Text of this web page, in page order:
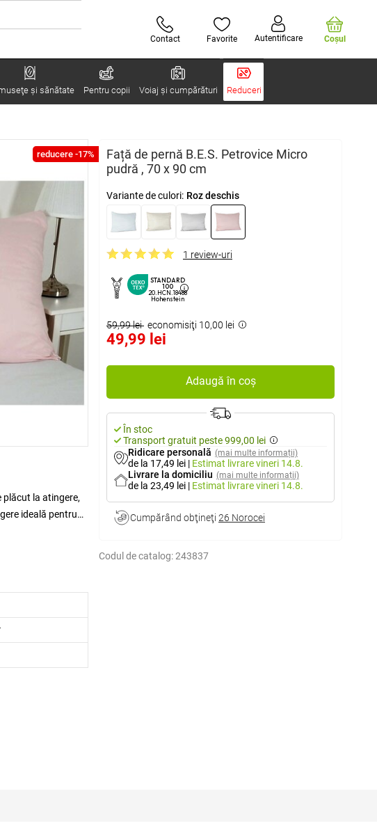
Contact Favorite Autentificare Coşul
şi sănătate Pentru copii Voiaj și cumpărături Reduceri
reducere -17%
Față de pernă B.E.S. Petrovice Micro
pudră , 70 x 90 cm
Variante de culori: Roz deschis
1 review-uri
STANDARD
100
20.HCN.18488
Hohenstein
59,99 lei economisiţi 10,00 lei
49,99 lei
Adaugă în coș
În stoc
Transport gratuit peste 999,00 lei
Ridicare personală (mai multe informații)
de la 17,49 lei | Estimat livrarevineri 14.8.
Livrare la domiciliu (mai multe informații)
de la 23,49 lei | Estimat livrarevineri 14.8.
Cumpărând obţineţi 26 Norocei
Codul de catalog:243837
la atingere,
ideală pentru